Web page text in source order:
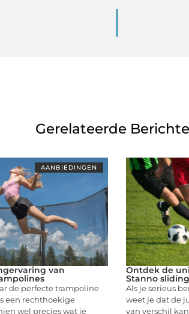
Gerelateerde
AANBIEDINGEN
van
de perfecte trampoline
een rechthoekige
wel precies wat je
Ontdek de
Stanno
Als je serieus
weet je dat de
van verschil